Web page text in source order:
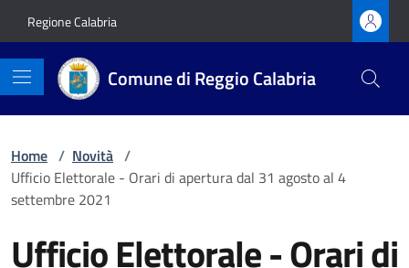
Regione Calabria
Comune di Reggio Calabria
Home / Novità /
Ufficio Elettorale - Orari di apertura dal 31 agosto al 4
settembre 2021
Ufficio Elettorale - Orari di